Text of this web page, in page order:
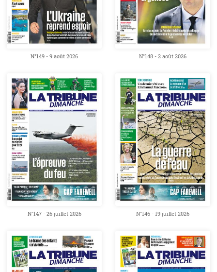
N°149 - 9 août 2026 N°148 - 2 août 2026
N°147 - 26 juillet 2026 N°146 - 19 juillet 2026